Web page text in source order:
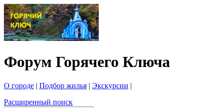
Форум Горячего Ключа
О городе | Подбор жилья | Экскурсии |
Расширенный поиск